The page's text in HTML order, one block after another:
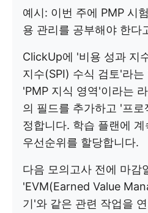
예시: 이번 주에 PMP 시
용 관리를 공부해야 한다
ClickUp에 '비용 성과 지
지수(SPI) 수식 검토'라
'PMP 지식 영역'이라는
의 필드를 추가하고 '프
정합니다. 학습 플랜에
우선순위를 할당합니다.
다음 모의고사 전에 마감
'EVM(Earned Value
기'와 같은 관련 작업을